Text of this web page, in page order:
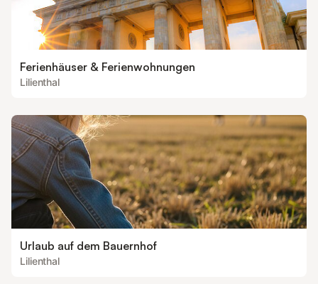
Ferienhäuser & Ferienwohnungen
Lilienthal
Urlaub auf dem Bauernhof
Lilienthal